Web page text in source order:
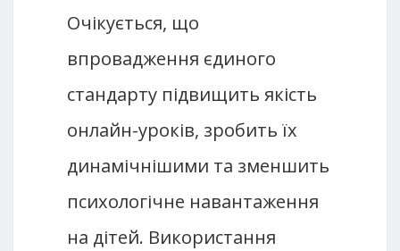
Очікується, що
впровадження єдиного
стандарту підвищить якість
онлайн-уроків, зробить їх
динамічнішими та зменшить
психологічне навантаження
на дітей. Використання